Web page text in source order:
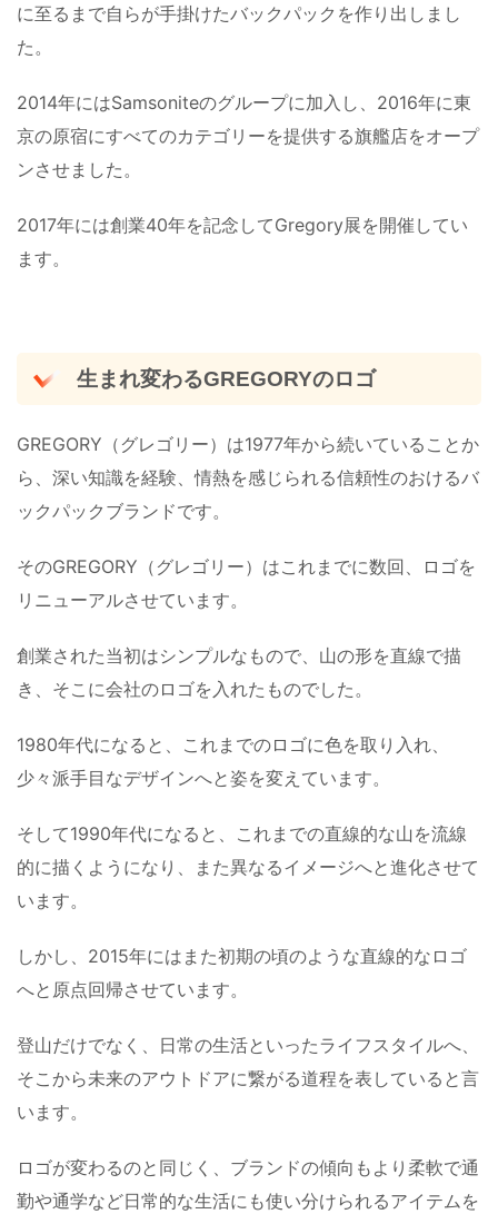
に至るまで自らが手掛けたバックパックを作り出しまし
た。
2014年にはSamsoniteのグループに加入し、2016年に東
京の原宿にすべてのカテゴリーを提供する旗艦店をオープ
ンさせました。
2017年には創業40年を記念してGregory展を開催してい
ます。
生まれ変わるGREGORYのロゴ
GREGORY（グレゴリー）は1977年から続いていることか
ら、深い知識を経験、情熱を感じられる信頼性のおけるバ
ックパックブランドです。
そのGREGORY（グレゴリー）はこれまでに数回、ロゴを
リニューアルさせています。
創業された当初はシンプルなもので、山の形を直線で描
き、そこに会社のロゴを入れたものでした。
1980年代になると、これまでのロゴに色を取り入れ、
少々派手目なデザインへと姿を変えています。
そして1990年代になると、これまでの直線的な山を流線
的に描くようになり、また異なるイメージへと進化させて
います。
しかし、2015年にはまた初期の頃のような直線的なロゴ
へと原点回帰させています。
登山だけでなく、日常の生活といったライフスタイルへ、
そこから未来のアウトドアに繋がる道程を表していると言
います。
ロゴが変わるのと同じく、ブランドの傾向もより柔軟で通
勤や通学など日常的な生活にも使い分けられるアイテムを